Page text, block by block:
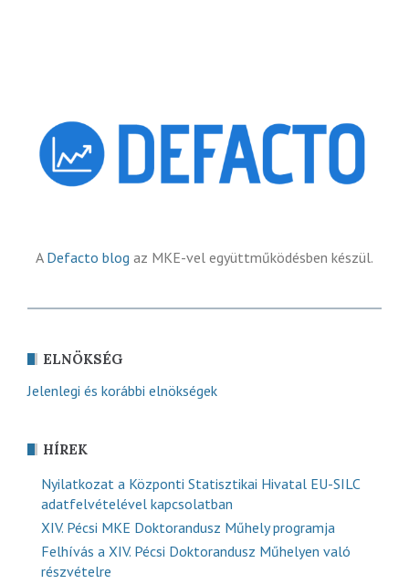
A Defacto blog az MKE-vel együttműködésben készül.
ELNÖKSÉG
Jelenlegi és korábbi elnökségek
HÍREK
Nyilatkozat a Központi Statisztikai Hivatal EU-SILC
adatfelvételével kapcsolatban
XIV. Pécsi MKE Doktorandusz Műhely programja
Felhívás a XIV. Pécsi Doktorandusz Műhelyen való
részvételre